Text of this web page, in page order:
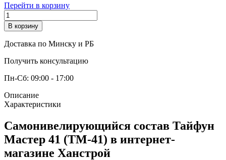
Перейти в корзину
В корзину
Доставка по Минску и РБ
Получить консультацию
Пн-Сб: 09:00 - 17:00
Описание
Характеристики
Самонивелирующийся состав Тайфун
Мастер 41 (ТМ-41) в интернет-
магазине Ханстрой